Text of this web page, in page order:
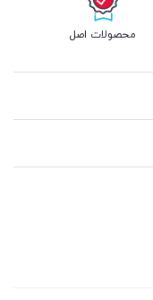
محصولات اصل